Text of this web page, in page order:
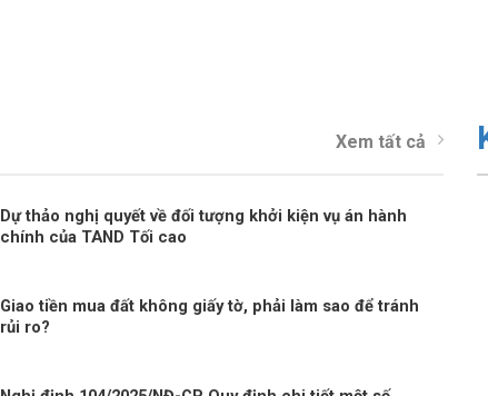
Xem tất cả
Dự thảo nghị quyết về đối tượng khởi kiện vụ án hành
chính của TAND Tối cao
Giao tiền mua đất không giấy tờ, phải làm sao để tránh
rủi ro?